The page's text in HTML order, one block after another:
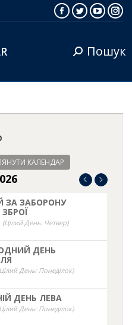
Facebook
Twitter
Search:Пошук
КАЛЕНДАР
ЗА ЗАБОРОНУ
(Цілий День: Четвер)
ДЕНЬ
День: Понеділок)
ДЕНЬ ЛЕВА
День: Понеділок)